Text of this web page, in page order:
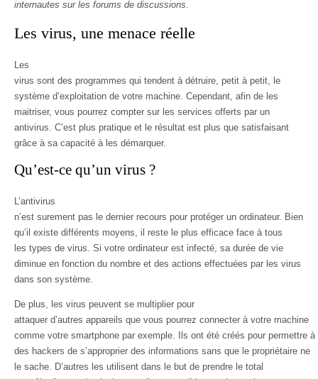
internautes sur les forums de discussions.
Les virus, une menace réelle
Les
virus sont des programmes qui tendent à détruire, petit à petit, le
système d’exploitation de votre machine. Cependant, afin de les
maitriser, vous pourrez compter sur les services offerts par un
antivirus. C’est plus pratique et le résultat est plus que satisfaisant
grâce à sa capacité à les démarquer.
Qu’est-ce qu’un virus ?
L’antivirus
n’est surement pas le dernier recours pour protéger un ordinateur. Bien
qu’il existe différents moyens, il reste le plus efficace face à tous
les types de virus. Si votre ordinateur est infecté, sa durée de vie
diminue en fonction du nombre et des actions effectuées par les virus
dans son système.
De plus, les virus peuvent se multiplier pour
attaquer d’autres appareils que vous pourrez connecter à votre machine
comme votre smartphone par exemple. Ils ont été créés pour permettre à
des hackers de s’approprier des informations sans que le propriétaire ne
le sache. D’autres les utilisent dans le but de prendre le total